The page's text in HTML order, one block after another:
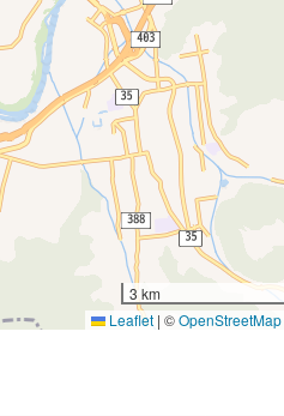
3 km
Leaflet | ©OpenStreetMap